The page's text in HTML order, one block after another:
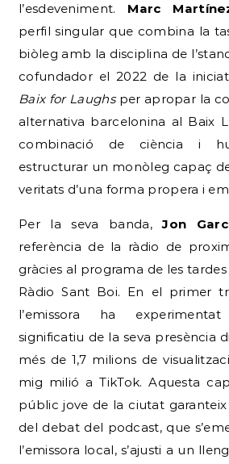
l’esdeveniment.
Marc
perfil singular que combina la
biòleg amb la disciplina de
cofundador el 2022 de la
Baix for Laughsper apropar la
alternativa barcelonina al Baix
combinació de ciència i
estructurar un monòleg capaç
veritats d’una forma propera i
Per la seva banda,Jon
referència de la ràdio de
gràcies al programa de les tardes
Ràdio Sant Boi. En el primer
l’emissora ha
significatiu de la seva presència
més de 1,7 milions de
mig milió a TikTok. Aquesta
públic jove de la ciutat
del debat del podcast, que
l’emissora local, s’ajusti a un